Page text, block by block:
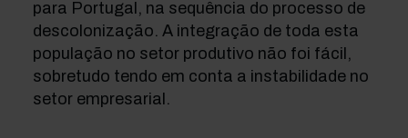
para Portugal, na sequência do processo de
descolonização. A integração de toda esta
população no setor produtivo não foi fácil,
sobretudo tendo em conta a instabilidade no
setor empresarial.